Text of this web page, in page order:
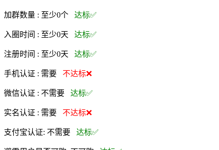
加群数量 : 至少0个 达标✅
入圈时间 : 至少0天 达标✅
注册时间 : 至少0天 达标✅
手机认证 : 需要 不达标❌
微信认证 : 不需要 达标✅
实名认证 : 需要 不达标❌
支付宝认证: 不需要 达标✅